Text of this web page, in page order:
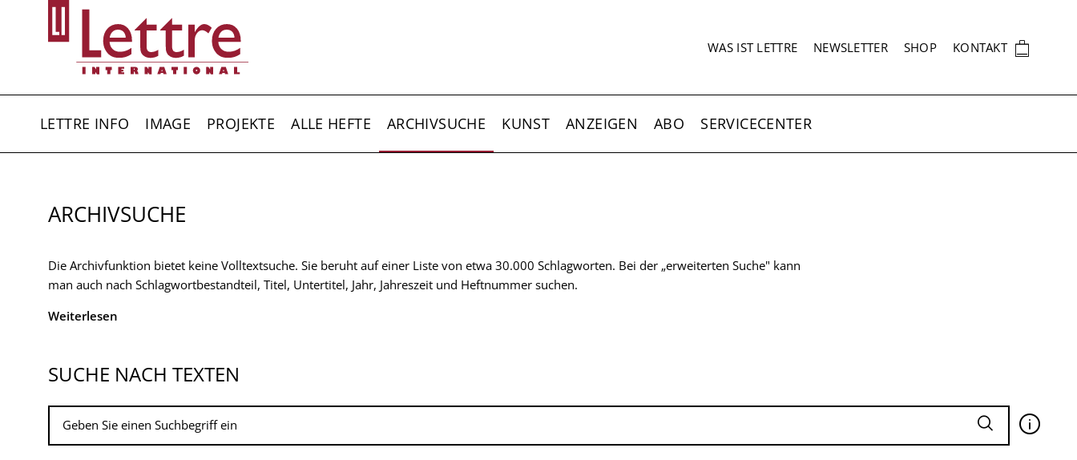
SEKUNDÄRNAVIGATION
WAS IST LETTRE NEWSLETTER SHOP KONTAKT 🛍
LETTRE INFO IMAGE PROJEKTE ALLE HEFTE ARCHIVSUCHE KUNST ANZEIGEN ABO SERVICECENTER
ARCHIVSUCHE
Die Archivfunktion bietet keine Volltextsuche. Sie beruht auf einer Liste von etwa 30.000 Schlagworten. Bei der „erweiterten Suche" kann
man auch nach Schlagwortbestandteil, Titel, Untertitel, Jahr, Jahreszeit und Heftnummer suchen.
Weiterlesen
SUCHE NACH TEXTEN
🛈